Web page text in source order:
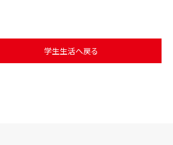
学生生活へ戻る